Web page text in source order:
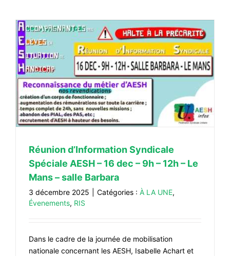
Réunion d’Information Syndicale
Spéciale AESH – 16 dec – 9h – 12h – Le
Mans – salle Barbara
3 décembre 2025 Catégories : À LA UNE,
Évenements, RIS
Dans le cadre de la journée de mobilisation
nationale concernant les AESH, Isabelle Achart et